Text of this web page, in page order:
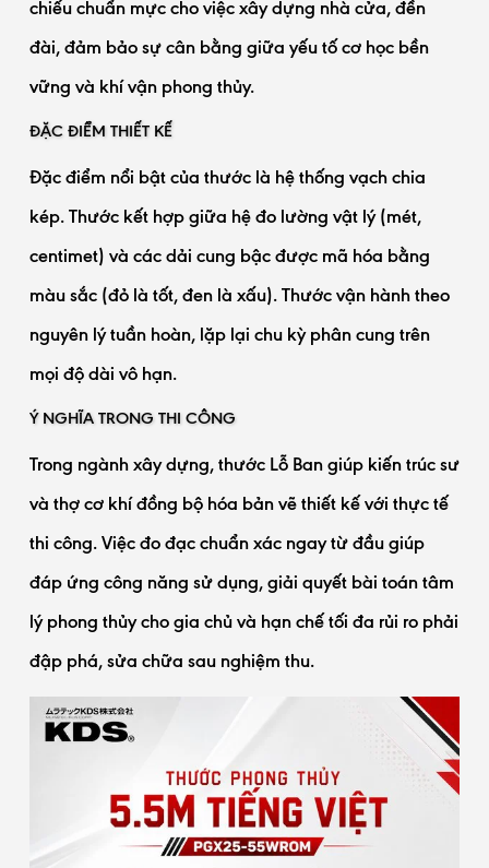
chiếu chuẩn mực cho việc xây dựng nhà cửa, đền
đài, đảm bảo sự cân bằng giữa yếu tố cơ học bền
vững và khí vận phong thủy.
ĐẶC ĐIỂM THIẾT KẾ
Đặc điểm nổi bật của thước là hệ thống vạch chia
kép. Thước kết hợp giữa hệ đo lường vật lý (mét,
centimet) và các dải cung bậc được mã hóa bằng
màu sắc (đỏ là tốt, đen là xấu). Thước vận hành theo
nguyên lý tuần hoàn, lặp lại chu kỳ phân cung trên
mọi độ dài vô hạn.
Ý NGHĨA TRONG THI CÔNG
Trong ngành xây dựng, thước Lỗ Ban giúp kiến trúc sư
và thợ cơ khí đồng bộ hóa bản vẽ thiết kế với thực tế
thi công. Việc đo đạc chuẩn xác ngay từ đầu giúp
đáp ứng công năng sử dụng, giải quyết bài toán tâm
lý phong thủy cho gia chủ và hạn chế tối đa rủi ro phải
đập phá, sửa chữa sau nghiệm thu.